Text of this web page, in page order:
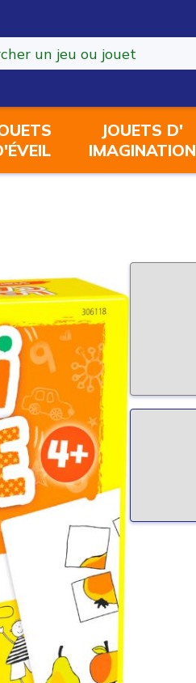
JOUETS D'
IMAGINATION